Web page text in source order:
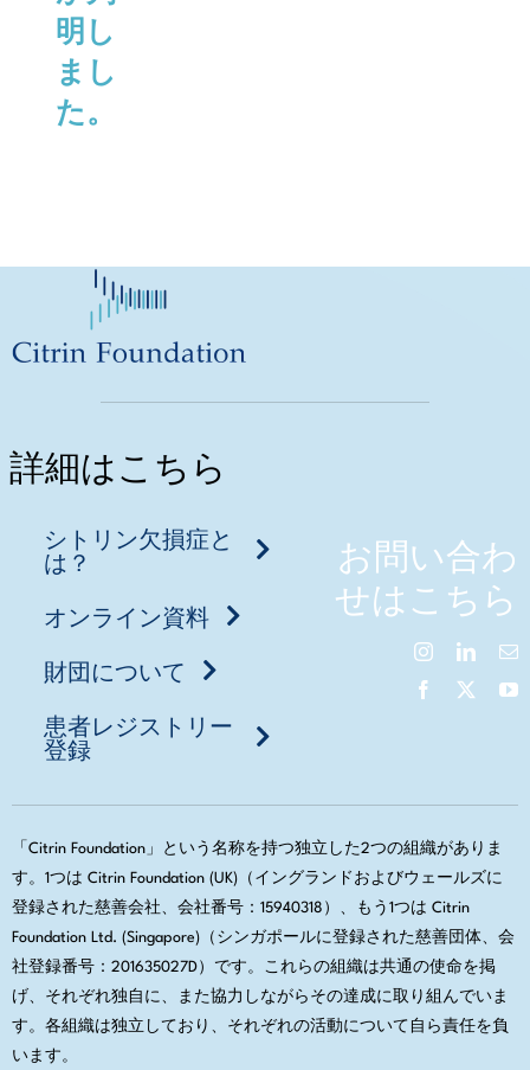
明し
まし
た。
詳細はこちら
シトリン欠損症と
は？
オンライン資料
財団について
患者レジストリー
登録
お問い合わ
せはこちら
「Citrin Foundation」という名称を持つ独立した2つの組織がありま
す。1つは Citrin Foundation (UK)（イングランドおよびウェールズに
登録された慈善会社、会社番号：15940318）、もう1つは Citrin
Foundation Ltd. (Singapore)（シンガポールに登録された慈善団体、会
社登録番号：201635027D）です。これらの組織は共通の使命を掲
げ、それぞれ独自に、また協力しながらその達成に取り組んでいま
す。各組織は独立しており、それぞれの活動について自ら責任を負
います。